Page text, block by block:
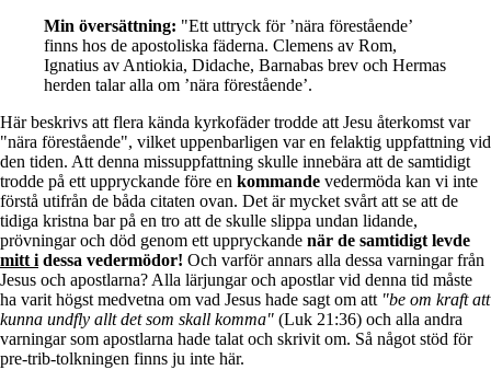
Min översättning: "Ett uttryck för ’nära förestående’
finns hos de apostoliska fäderna. Clemens av Rom,
Ignatius av Antiokia, Didache, Barnabas brev och Hermas
herden talar alla om ’nära förestående’.
Här beskrivs att flera kända kyrkofäder trodde att Jesu återkomst var
"nära förestående", vilket uppenbarligen var en felaktig uppfattning vid
den tiden. Att denna missuppfattning skulle innebära att de samtidigt
trodde på ett uppryckande före en kommande vedermöda kan vi inte
förstå utifrån de båda citaten ovan. Det är mycket svårt att se att de
tidiga kristna bar på en tro att de skulle slippa undan lidande,
prövningar och död genom ett uppryckande när de samtidigt levde
mitt i dessa vedermödor! Och varför annars alla dessa varningar från
Jesus och apostlarna? Alla lärjungar och apostlar vid denna tid måste
ha varit högst medvetna om vad Jesus hade sagt om att "be om kraft att
kunna undfly allt det som skall komma" (Luk 21:36) och alla andra
varningar som apostlarna hade talat och skrivit om. Så något stöd för
pre-trib-tolkningen finns ju inte här.